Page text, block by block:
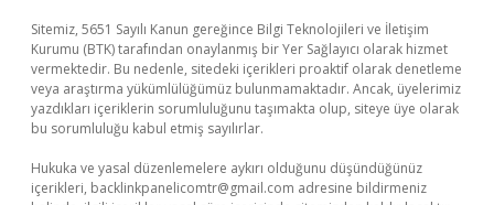
Sitemiz, 5651 Sayılı Kanun gereğince Bilgi Teknolojileri ve İletişim
Kurumu (BTK) tarafından onaylanmış bir Yer Sağlayıcı olarak hizmet
vermektedir. Bu nedenle, sitedeki içerikleri proaktif olarak denetleme
veya araştırma yükümlülüğümüz bulunmamaktadır. Ancak, üyelerimiz
yazdıkları içeriklerin sorumluluğunu taşımakta olup, siteye üye olarak
bu sorumluluğu kabul etmiş sayılırlar.
Hukuka ve yasal düzenlemelere aykırı olduğunu düşündüğünüz
içerikleri, backlinkpanelicomtr@gmail.com adresine bildirmeniz